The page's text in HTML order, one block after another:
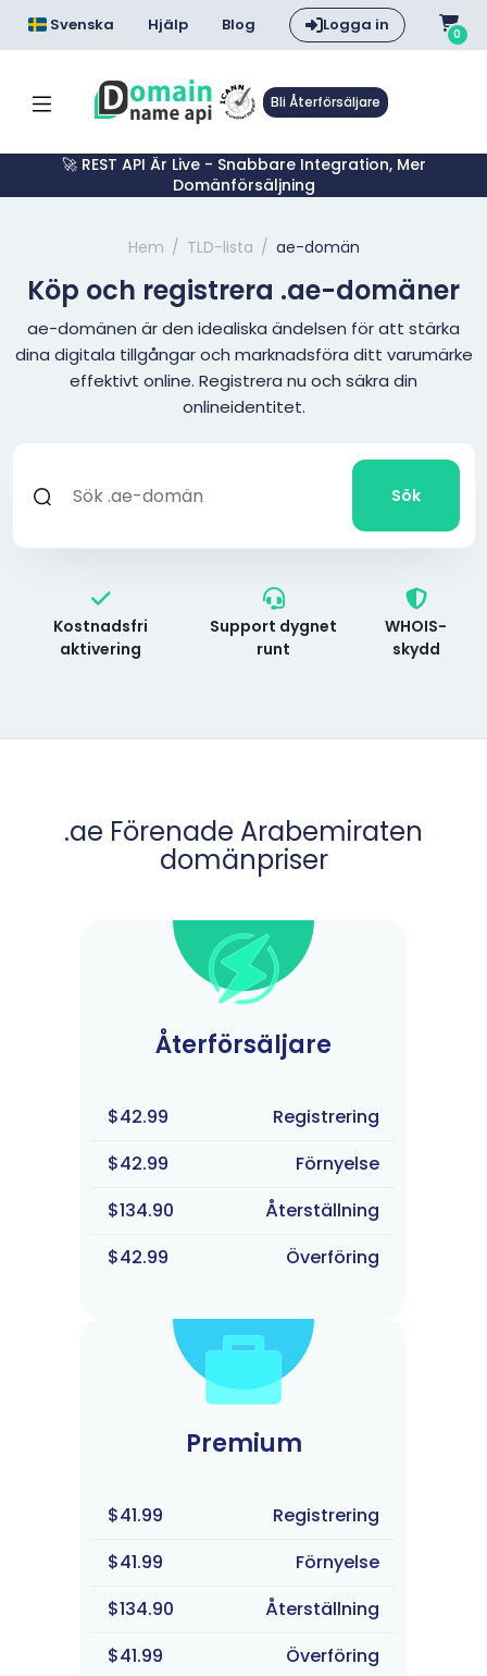
Svenska Hjälp Blog Logga in 0
Bli Återförsäljare
🚀 REST API Är Live - Snabbare Integration, Mer
Domänförsäljning
Hem TLD-lista ae-domän
Köp och registrera .ae-domäner
ae-domänen är den idealiska ändelsen för att stärka
dina digitala tillgångar och marknadsföra ditt varumärke
effektivt online. Registrera nu och säkra din
onlineidentitet.
Sök
Kostnadsfri
aktivering
Support dygnet
runt
WHOIS-
skydd
.ae Förenade Arabemiraten
domänpriser
Återförsäljare
$42.99
Registrering
$42.99
Förnyelse
$134.90
Återställning
$42.99
Överföring
Premium
$41.99
Registrering
$41.99
Förnyelse
$134.90
Återställning
$41.99
Överföring